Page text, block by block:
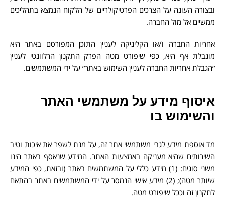
ובצורה העונה על הצרכים הפרטיקולריים של הלקוח הנמצא בתהליכים
ממשיים אל מול החברה.
אחריות החברה ו/או הקליניקה לעניין התוכן המפורסם באתר היא
מוגבלת אף היא, כפי שיפורט מטה הפרק התקנון הרלוונטי לעניין
״הגבלת אחריות החברה לעניין השימוש באתר״ על ידי המשתמשים.
איסוף מידע על משתמשי האתר
והשימוש בו
מד אוספת מידע לגבי משתמשי אתר זה, על מנת לשפר את איכות וטיב
השירותים שהיא מעניקה באמצעות האתר. המידע שנאסף באתר הינו
משני סוגים: (1) מידע כללי על המשתמשים באתר (ובזאת, כפי המידע
שיותר מטה); (2) מידע אישי הנמסר על ידי המשתמשים באתר בהתאם
לתקנון זה וככל שיפורט מטה.